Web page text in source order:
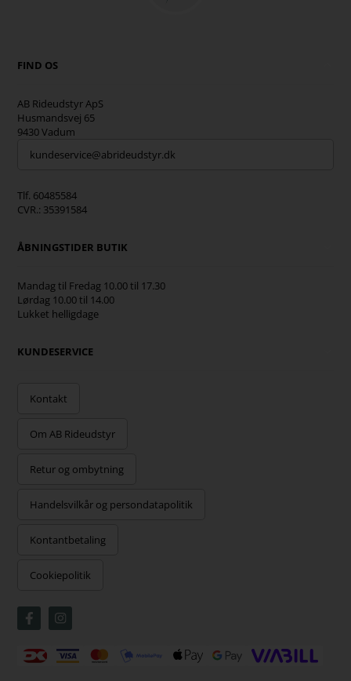
FIND OS
AB Rideudstyr ApS
Husmandsvej 65
9430 Vadum
kundeservice@abrideudstyr.dk
Tlf. 60485584
CVR.: 35391584
ÅBNINGSTIDER BUTIK
Mandag til Fredag 10.00 til 17.30
Lørdag 10.00 til 14.00
Lukket helligdage
KUNDESERVICE
Kontakt
Om AB Rideudstyr
Retur og ombytning
Handelsvilkår og persondatapolitik
Kontantbetaling
Cookiepolitik